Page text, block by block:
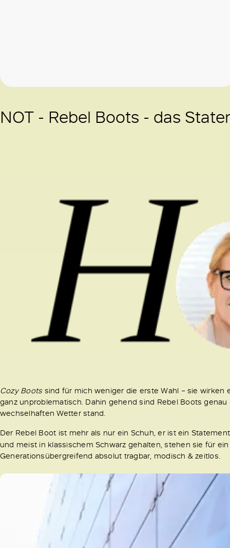
NOT - Rebel Boots - das
Cozy Bootssind für mich weniger die erste Wahl – sie wirken
ganz unproblematisch. Dahin gehend sind Rebel Boots
wechselhaften Wetter stand.
Der Rebel Boot ist mehr als nur ein Schuh, er ist ein
und meist in klassischem Schwarz gehalten, stehen sie für
Generationsübergreifend absolut tragbar, modisch & zeitlos.